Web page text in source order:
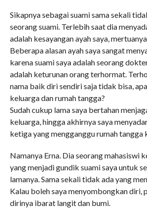
Sikapnya sebagai suami sama sekali
seorang suami. Terlebih saat dia
adalah kesayangan ayah saya,
Beberapa alasan ayah saya sangat
karena suami saya adalah seorang
adalah keturunan orang terhormat.
nama baik diri sendiri saja tidak bisa,
keluarga dan rumah tangga?
Sudah cukup lama saya bertahan
keluarga, hingga akhirnya saya
ketiga yang mengganggu rumah tangga
Namanya Erna. Dia seorang mahasiswi
yang menjadi gundik suami saya untuk
lamanya. Sama sekali tidak ada yang
Kalau boleh saya menyombongkan diri,
dirinya ibarat langit dan bumi.